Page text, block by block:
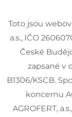
Toto jsou
a.s., IČO
České
zapsané v
B1306/KSCB.
koncernu
AGROFERT,